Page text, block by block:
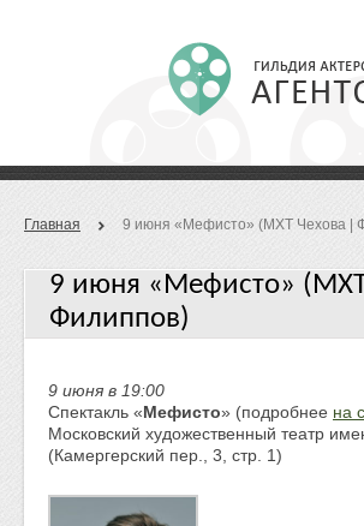
Главная 9 июня «Мефисто» (МХТ Чехова |
9 июня «Мефисто» (МХТ
Филиппов)
9 июня в 19:00
Спектакль «Мефисто» (подробнее на
Московский художественный театр
(Камергерский пер., 3, стр. 1)